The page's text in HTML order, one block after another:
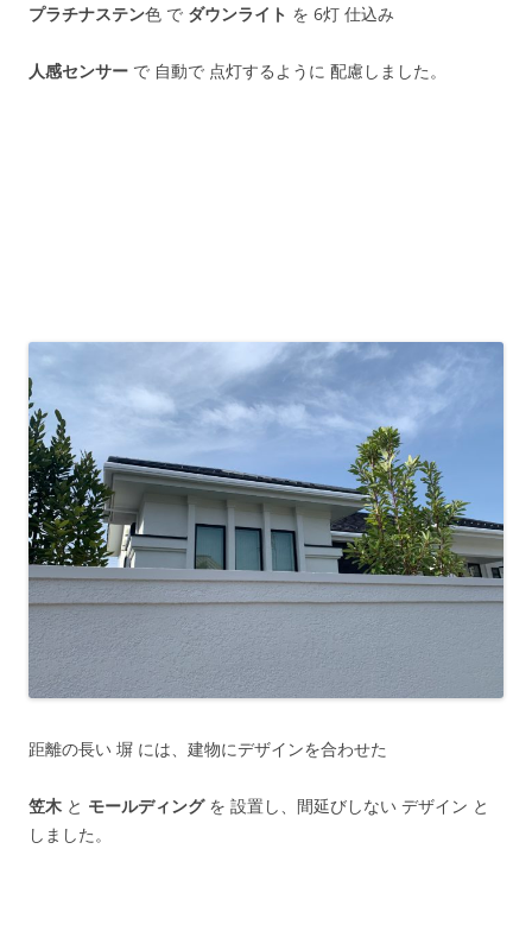
プラチナステン色 で ダウンライト を 6灯 仕込み
人感センサー で 自動で 点灯するように 配慮しました。
距離の長い 塀 には、建物にデザインを合わせた
笠木 と モールディングを 設置し、間延びしない デザイン と
しました。